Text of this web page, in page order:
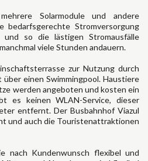
Solarmodule und andere
bedarfsgerechte Stromversorgung
so die lästigen Stromausfälle
viele Stunden andauern.
zur Nutzung durch
einen Swimmingpool. Haustiere
werden angeboten und kosten ein
es keinen WLAN-Service, dieser
entfernt. Der Busbahnhof Viazul
und auch die Touristenattraktionen
nach Kundenwunsch flexibel und